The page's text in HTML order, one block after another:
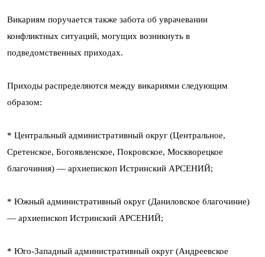
Викариям поручается также забота об уврачевании
конфликтных ситуаций, могущих возникнуть в
подведомственных приходах.
Приходы распределяются между викариями следующим
образом:
* Центральный административный округ (Центральное,
Сретенское, Богоявленское, Покровское, Москворецкое
благочиния) — архиепископ Истринский АРСЕНИЙ;
* Южный административный округ (Даниловское благочиние)
— архиепископ Истринский АРСЕНИЙ;
* Юго-Западный административный округ (Андреевское